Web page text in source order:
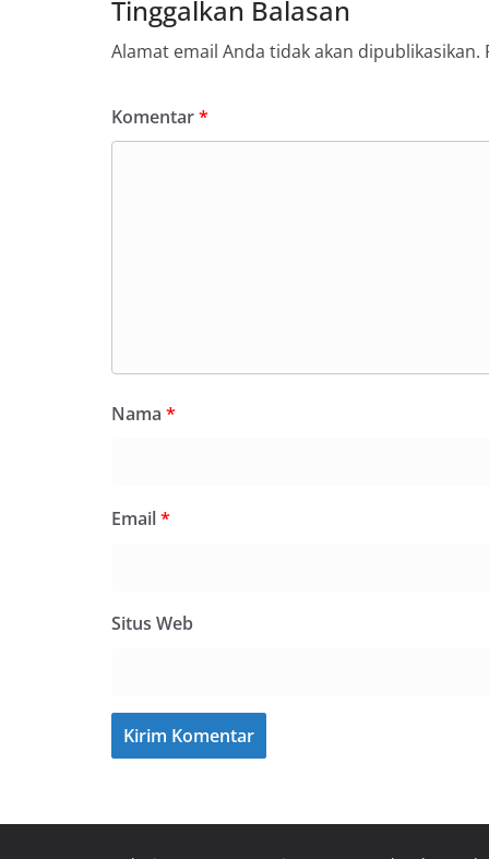
Tinggalkan Balasan
Alamat email Anda tidak akan dipublikasikan.
Komentar*
Nama *
Email*
Situs Web